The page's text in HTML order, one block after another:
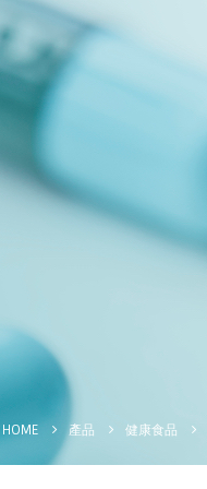
HOME 產品 健康食品